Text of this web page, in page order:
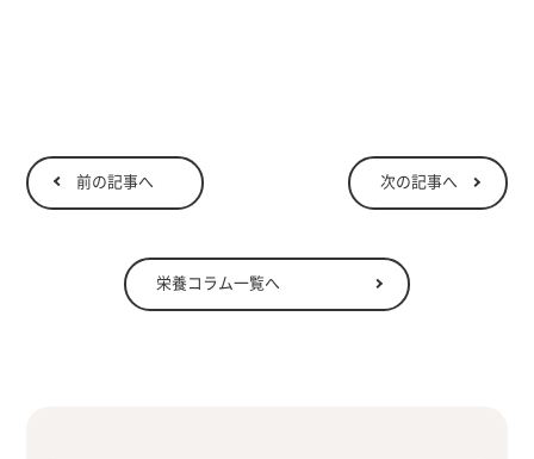
前の記事へ 次の記事へ
栄養コラム一覧へ